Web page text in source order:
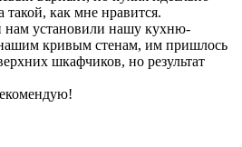
такой, как мне нравится.
нам установили нашу кухню-
кривым стенам, им пришлось
шкафчиков, но результат